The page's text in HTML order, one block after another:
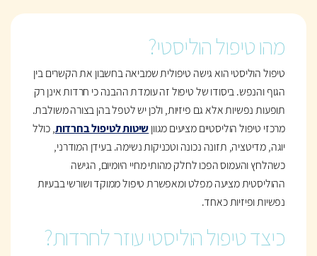
מהו טיפול הוליסטי?
טיפול הוליסטי הוא גישה טיפולית שמביאה בחשבון את הקשרים בין
הגוף והנפש. ביסודו של טיפול זה עומדת ההבנה כי חרדות אינן רק
תופעות נפשיות אלא גם פיזיות, ולכן יש לטפל בהן בצורה משולבת.
מרכזי טיפול הוליסטיים מציעים מגווןשיטות לטיפול בחרדות, כולל
יוגה, מדיטציה, תזונה נכונה וטכניקות נשימה. בעידן המודרני,
כשהלחץ והעמוס הפכו לחלק מהותי מחיי היומיום, הגישה
ההוליסטית מציעה מפלט ומאפשרת טיפול ממוקד ושורשי בבעיות
נפשיות ופיזיות כאחד.
כיצד טיפול הוליסטי עוזר לחרדות?